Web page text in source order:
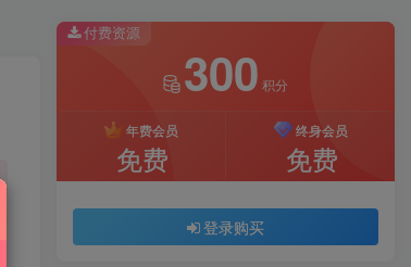
付费资源
300 积分
年费会员
免费
终身会员
免费
登录购买